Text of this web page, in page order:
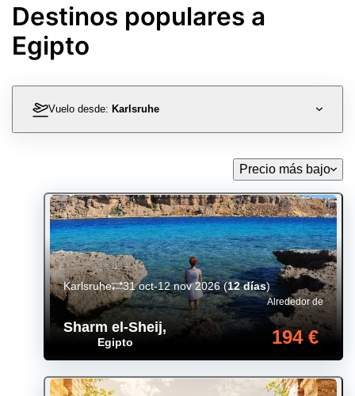
Destinos populares a
Egipto
Vuelo desde: Karlsruhe
Precio más bajo
Sharm el-Sheij,
Egipto
Alrededor de
194 €
Karlsruhe 31 oct-12 nov 2026(12 días)